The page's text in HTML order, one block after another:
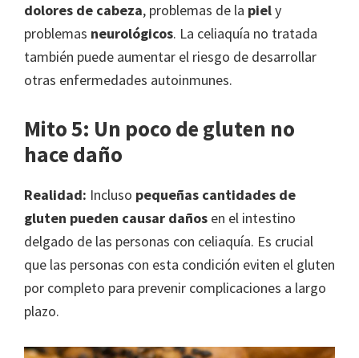
dolores de cabeza, problemas de la piely
problemas neurológicos. La celiaquía no tratada
también puede aumentar el riesgo de desarrollar
otras enfermedades autoinmunes.
Mito 5: Un poco de gluten no
hace daño
Realidad: Incluso pequeñas cantidades de
gluten pueden causar daños en el intestino
delgado de las personas con celiaquía. Es crucial
que las personas con esta condición eviten el gluten
por completo para prevenir complicaciones a largo
plazo.